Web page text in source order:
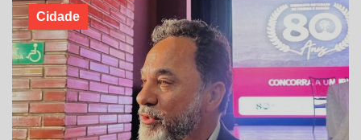
Cidade